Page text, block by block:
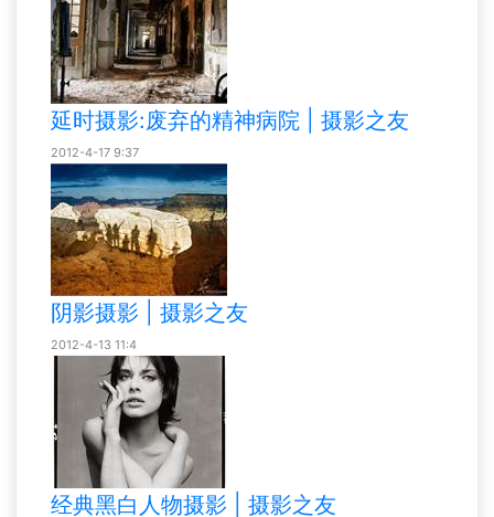
延时摄影:废弃的精神病院 | 摄影之友
2012-4-17 9:37
阴影摄影 | 摄影之友
2012-4-13 11:4
经典黑白人物摄影 | 摄影之友